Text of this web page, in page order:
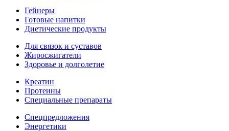
Гейнеры
Готовые напитки
Диетические продукты
Для связок и суставов
Жиросжигатели
Здоровье и долголетие
Креатин
Протеины
Специальные препараты
Спецпредложения
Энергетики